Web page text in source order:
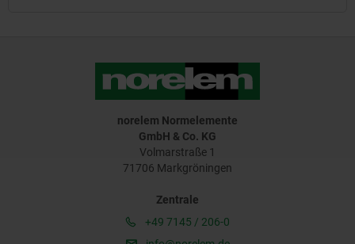
norelem Normelemente
GmbH & Co. KG
Volmarstraße 1
71706 Markgröningen
Zentrale
+49 7145 / 206-0